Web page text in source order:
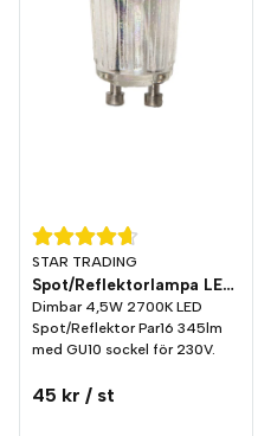
STAR TRADING
Spot/Reflektorlampa LED 345lm GU10 2700K Dim
Dimbar 4,5W 2700K LED
Spot/Reflektor Par16 345lm
med GU10 sockel för 230V.
45 kr / st